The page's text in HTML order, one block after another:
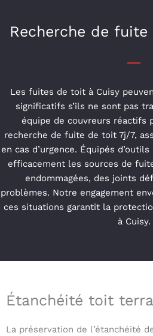
Recherche de
Les fuites de toit à Cuisy
significatifs s’ils ne sont pas
équipe de couvreurs réactifs
recherche de fuite de toit 7j/7,
en cas d’urgence. Équipés
efficacement les sources de
endommagées, des joints
problèmes. Notre engagement
ces situations garantit la
à Cuisy.
Étanchéité toit
La préservation de l’étanchéité